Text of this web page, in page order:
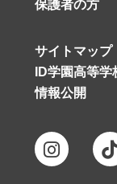
保護者の方
サイトマップ
ID学園高等学
情報公開